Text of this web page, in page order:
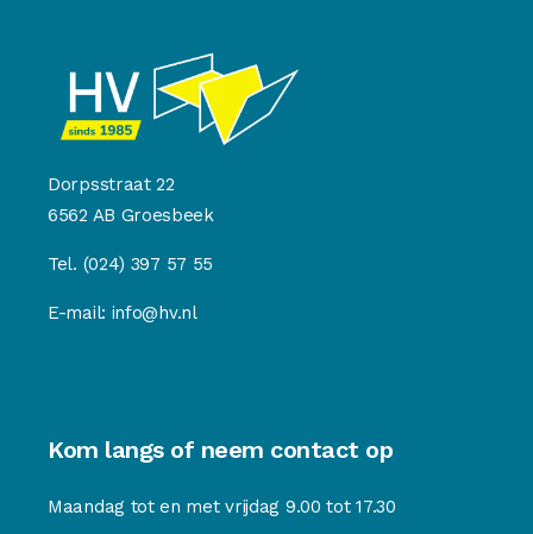
Dorpsstraat 22
6562 AB Groesbeek
Tel. (024) 397 57 55
E-mail: info@hv.nl
Kom langs of neem contact op
Maandag tot en met vrijdag 9.00 tot 17.30